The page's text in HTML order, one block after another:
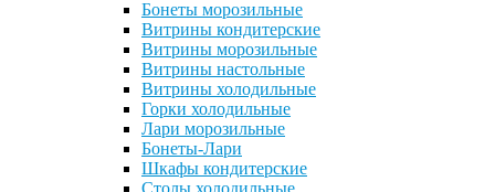
Бонеты морозильные
Витрины кондитерские
Витрины морозильные
Витрины настольные
Витрины холодильные
Горки холодильные
Лари морозильные
Бонеты-Лари
Шкафы кондитерские
Столы холодильные